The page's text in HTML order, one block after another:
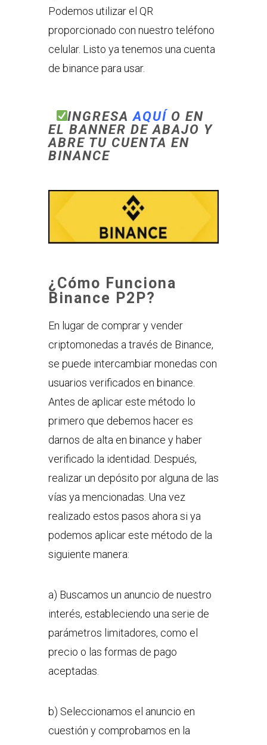
Podemos utilizar el QR
proporcionado con nuestro teléfono
celular. Listo ya tenemos una cuenta
de binance para usar.
INGRESAAQUÍ O EN
EL BANNER DE ABAJO Y
ABRE TU CUENTA EN
BINANCE
¿Cómo Funciona
Binance P2P?
En lugar de comprar y vender
criptomonedas a través de Binance,
se puede intercambiar monedas con
usuarios verificados en binance.
Antes de aplicar este método lo
primero que debemos hacer es
darnos de alta en binance y haber
verificado la identidad. Después,
realizar un depósito por alguna de las
vías ya mencionadas. Una vez
realizado estos pasos ahora si ya
podemos aplicar este método de la
siguiente manera:
a) Buscamos un anuncio de nuestro
interés, estableciendo una serie de
parámetros limitadores, como el
precio o las formas de pago
aceptadas.
b) Seleccionamos el anuncio en
cuestión y comprobamos en la